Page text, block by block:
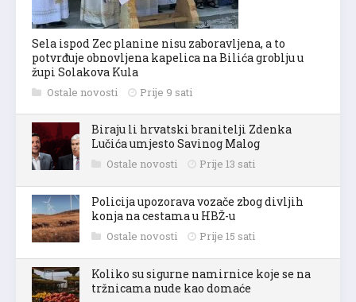
Sela ispod Zec planine nisu zaboravljena, a to
potvrđuje obnovljena kapelica na Bilića groblju u
župi Solakova Kula
Ostale novosti Prije 9 sati
Biraju li hrvatski branitelji Zdenka
Lučića umjesto Savinog Malog
Ostale novosti Prije 13 sati
Policija upozorava vozače zbog divljih
konja na cestama u HBŽ-u
Ostale novosti Prije 15 sati
Koliko su sigurne namirnice koje se na
tržnicama nude kao domaće